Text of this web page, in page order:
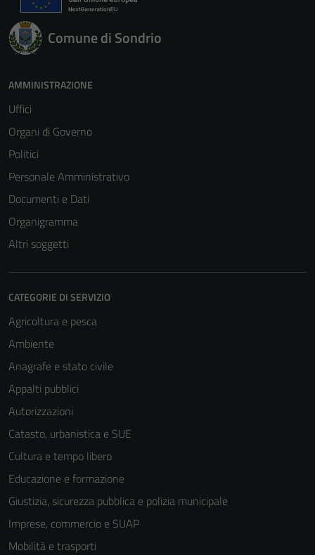
Comune di Sondrio
AMMINISTRAZIONE
Uffici
Organi di Governo
Politici
Personale Amministrativo
Documenti e Dati
Organigramma
Altri soggetti
CATEGORIE DI SERVIZIO
Agricoltura e pesca
Ambiente
Anagrafe e stato civile
Appalti pubblici
Autorizzazioni
Catasto, urbanistica e SUE
Cultura e tempo libero
Educazione e formazione
Giustizia, sicurezza pubblica e polizia municipale
Imprese, commercio e SUAP
Mobilità e trasporti